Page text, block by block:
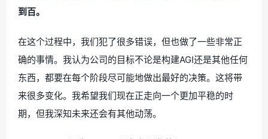
到百。
在这个过程中，我们犯了很多错误，但也做了一些非常正
确的事情。我认为公司的目标不论是构建AGI还是其他任何
东西，都要在每个阶段尽可能地做出最好的决策。这将带
来很多变化。我希望我们现在正走向一个更加平稳的时
期，但我深知未来还会有其他动荡。